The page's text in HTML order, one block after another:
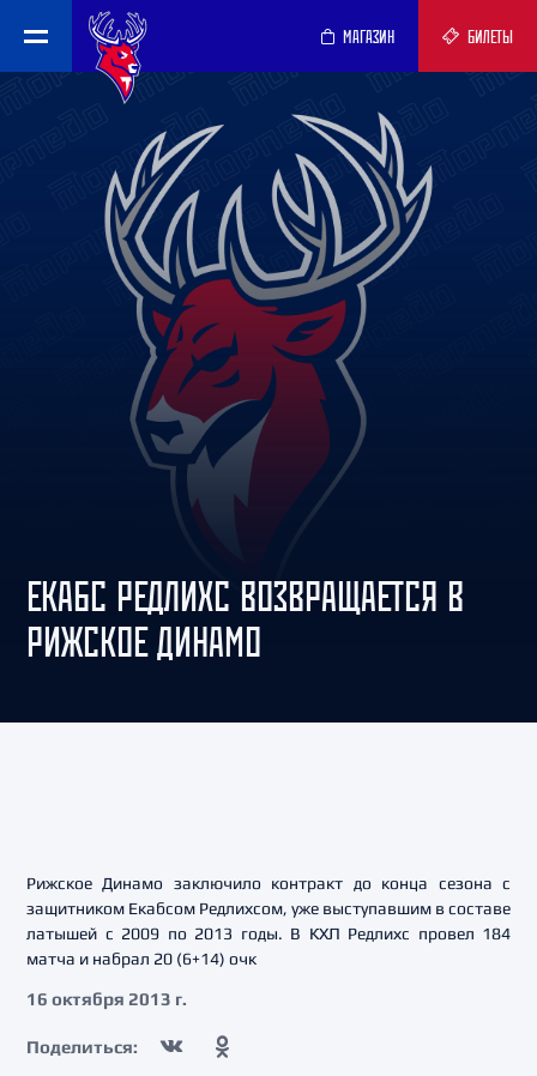
МАГАЗИН БИЛЕТЫ
ЕКАБС РЕДЛИХС ВОЗВРАЩАЕТСЯ В
РИЖСКОЕ ДИНАМО
Рижское Динамо заключило контракт до конца сезона с
защитником Екабсом Редлихсом, уже выступавшим в составе
латышей с 2009 по 2013 годы. В КХЛ Редлихс провел 184
матча и набрал 20 (6+14) очк
16 октября 2013 г.
Поделиться: